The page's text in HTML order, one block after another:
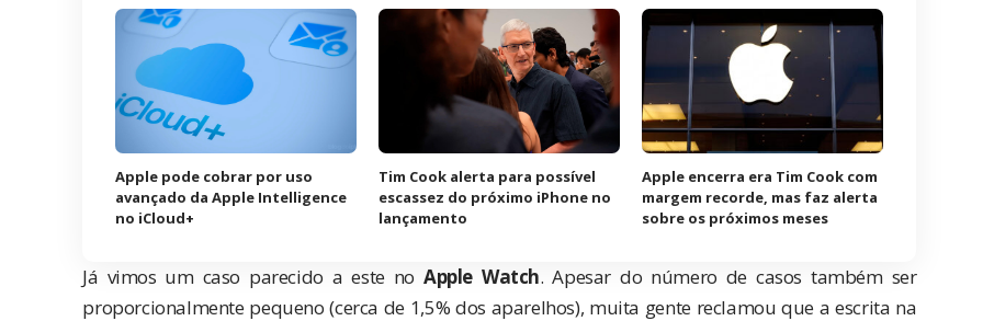
Apple pode cobrar por uso
avançado da Apple Intelligence
no iCloud+
Tim Cook alerta para possível
escassez do próximo iPhone no
lançamento
Apple encerra era Tim Cook com
margem recorde, mas faz alerta
sobre os próximos meses
Já vimos um caso parecido a este no Apple Watch. Apesar do número de casos também ser
proporcionalmente pequeno (cerca de 1,5% dos aparelhos), muita gente reclamou que a escrita na